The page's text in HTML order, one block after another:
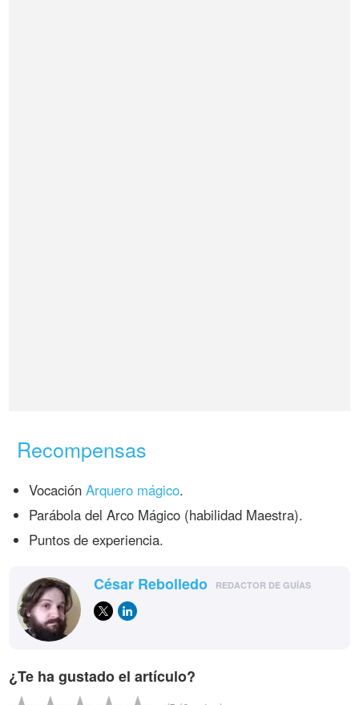
Recompensas
VocaciónArquero mágico.
Parábola del Arco Mágico (habilidad Maestra).
Puntos de experiencia.
César Rebolledo REDACTOR DE GUÍAS
¿Te ha gustado el artículo?